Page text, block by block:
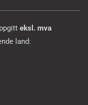
eksl. mva
land: